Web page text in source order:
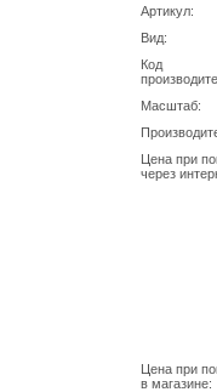
Артикул:
Вид:
Код
Масштаб:
Цена при
через
Цена при
в магазине: